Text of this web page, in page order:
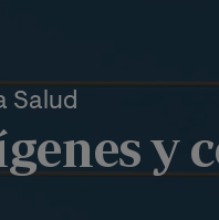
Salud
y